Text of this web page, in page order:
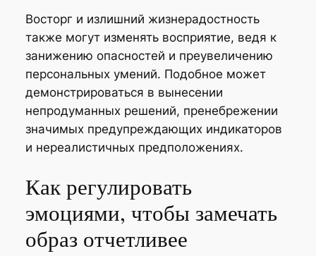
Восторг и излишний жизнерадостность
также могут изменять восприятие, ведя к
занижению опасностей и преувеличению
персональных умений. Подобное может
демонстрироваться в вынесении
непродуманных решений, пренебрежении
значимых предупреждающих индикаторов
и нереалистичных предположениях.
Как регулировать
эмоциями, чтобы замечать
образ отчетливее